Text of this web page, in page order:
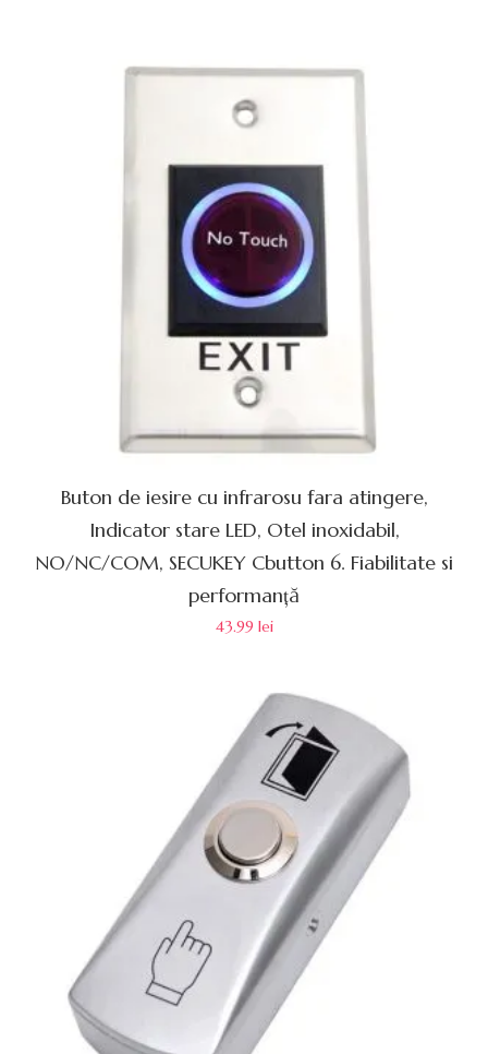
Buton de iesire cu infrarosu fara atingere,
Indicator stare LED, Otel inoxidabil,
NO/NC/COM, SECUKEY Cbutton 6. Fiabilitate si
performanță
43.99 lei